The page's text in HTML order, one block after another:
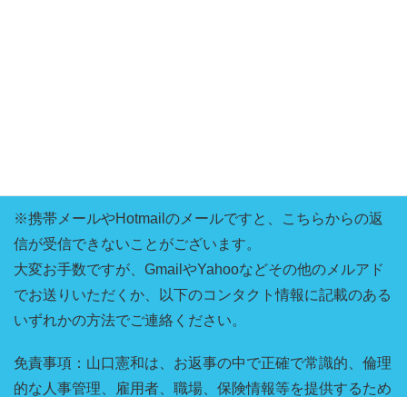
※携帯メールやHotmailのメールですと、こちらからの返
信が受信できないことがございます。
大変お手数ですが、GmailやYahooなどその他のメルアド
でお送りいただくか、以下のコンタクト情報に記載のある
いずれかの方法でご連絡ください。
免責事項：山口憲和は、お返事の中で正確で常識的、倫理
的な人事管理、雇用者、職場、保険情報等を提供するため